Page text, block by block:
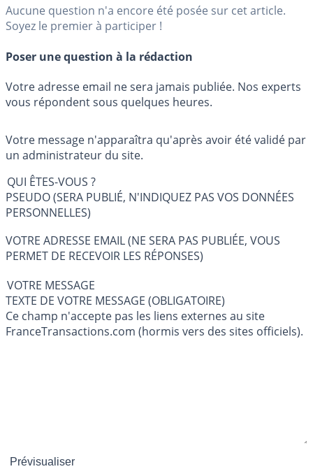
Aucune question n'a encore été posée sur cet article.
Soyez le premier à participer !
Poser une question à la rédaction
Votre adresse email ne sera jamais publiée. Nos experts
vous répondent sous quelques heures.
Votre message n'apparaîtra qu'après avoir été validé par
un administrateur du site.
QUI ÊTES-VOUS ?
PSEUDO (SERA PUBLIÉ, N'INDIQUEZ PAS VOS DONNÉES
PERSONNELLES)
VOTRE ADRESSE EMAIL (NE SERA PAS PUBLIÉE, VOUS
PERMET DE RECEVOIR LES RÉPONSES)
VOTRE MESSAGE
TEXTE DE VOTRE MESSAGE (OBLIGATOIRE)
Ce champ n'accepte pas les liens externes au site
FranceTransactions.com (hormis vers des sites officiels).